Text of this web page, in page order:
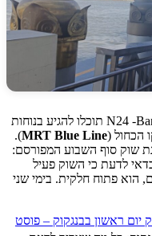
אם תרדו במזח המשופץ של N24 -Bang Pho תוכלו להגיע בנוחות
(
MRT Blue Line
).
סוף השבוע המפורסם:
כי השוק פעיל
פתוח חלקית. בימי שני
בבנגקוק – פוסט